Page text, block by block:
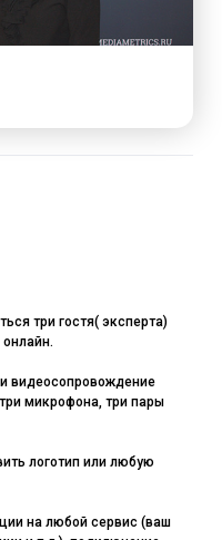
три гостя( эксперта)
видеосопровождение
микрофона, три пары
логотип или любую
на любой сервис (ваш